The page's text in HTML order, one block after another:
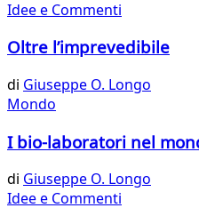
Idee e Commenti
Oltre l’imprevedibile
di Giuseppe O. Longo
Mondo
I bio-laboratori nel
di Giuseppe O. Longo
Idee e Commenti